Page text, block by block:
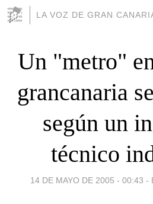
LA VOZ DE GRAN
Un "metro"
grancanaria
según un
técnico
14 DE MAYO DE 2005 - 00:43 -